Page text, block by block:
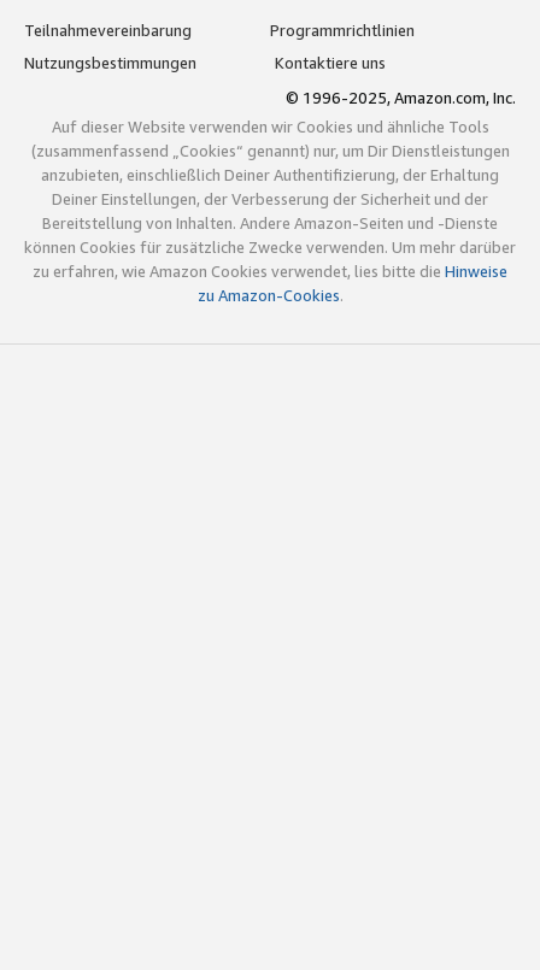
Teilnahmevereinbarung
Programmrichtlinien
Nutzungsbestimmungen
Kontaktiere uns
© 1996-2025, Amazon.com, Inc.
Auf dieser Website verwenden wir Cookies und ähnliche Tools
(zusammenfassend „Cookies“ genannt) nur, um Dir Dienstleistungen
anzubieten, einschließlich Deiner Authentifizierung, der Erhaltung
Deiner Einstellungen, der Verbesserung der Sicherheit und der
Bereitstellung von Inhalten. Andere Amazon-Seiten und -Dienste
können Cookies für zusätzliche Zwecke verwenden. Um mehr darüber
zu erfahren, wie Amazon Cookies verwendet, lies bitte die Hinweise
zu Amazon-Cookies.